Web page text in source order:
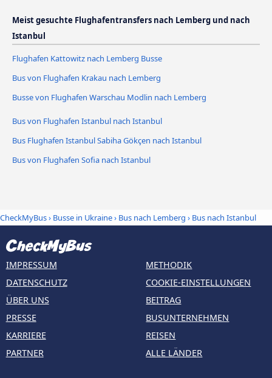
Meist gesuchte Flughafentransfers nach Lemberg und nach
Istanbul
Flughafen Kattowitz nach Lemberg Busse
Bus von Flughafen Krakau nach Lemberg
Busse von Flughafen Warschau Modlin nach Lemberg
Bus von Flughafen Istanbul nach Istanbul
Bus Flughafen Istanbul Sabiha Gökçen nach Istanbul
Bus von Flughafen Sofia nach Istanbul
CheckMyBus› Busse in Ukraine› Bus nach Lemberg › Bus nach Istanbul
IMPRESSUM
DATENSCHUTZ
ÜBER UNS
PRESSE
KARRIERE
PARTNER
METHODIK
COOKIE-EINSTELLUNGEN
BEITRAG
BUSUNTERNEHMEN
REISEN
ALLE LÄNDER